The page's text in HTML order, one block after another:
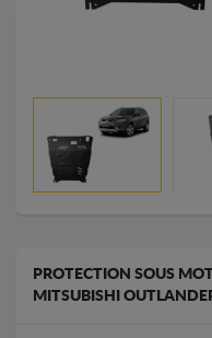
PROTECTION SOUS
MITSUBISHI